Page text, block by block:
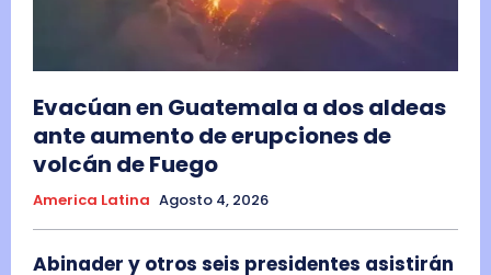
Evacúan en Guatemala a dos aldeas
ante aumento de erupciones de
volcán de Fuego
America Latina Agosto 4, 2026
Abinader y otros seis presidentes asistirán